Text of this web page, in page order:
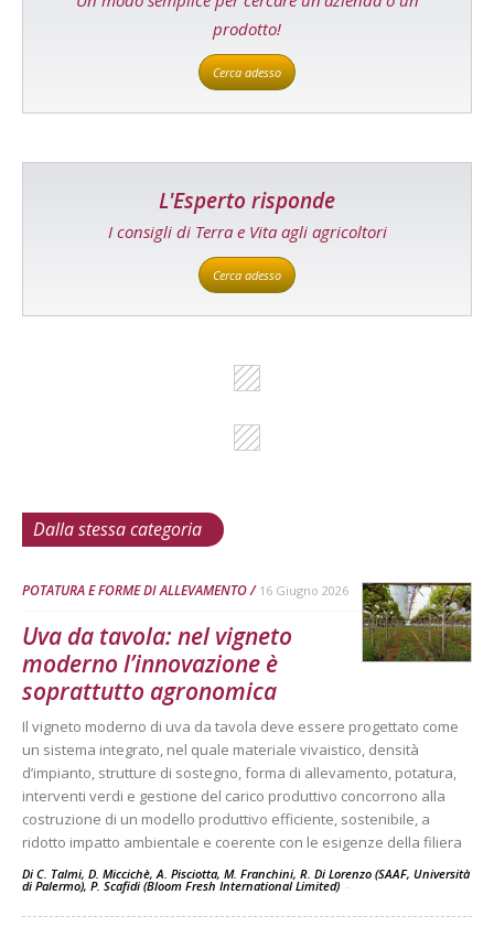
prodotto!
Cerca adesso
L'Esperto risponde
I consigli di Terra e Vita agli agricoltori
Cerca adesso
Dalla stessa categoria
POTATURA E FORME DI ALLEVAMENTO 16 Giugno 2026
Uva da tavola: nel vigneto
moderno l’innovazione è
soprattutto agronomica
Il vigneto moderno di uva da tavola deve essere progettato come
un sistema integrato, nel quale materiale vivaistico, densità
d’impianto, strutture di sostegno, forma di allevamento, potatura,
interventi verdi e gestione del carico produttivo concorrono alla
costruzione di un modello produttivo efficiente, sostenibile, a
ridotto impatto ambientale e coerente con le esigenze della filiera
Di C. Talmi, D. Miccichè, A. Pisciotta, M. Franchini, R. Di Lorenzo (SAAF, Università
di Palermo), P. Scafidi (Bloom Fresh International Limited) -